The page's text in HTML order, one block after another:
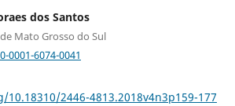
dos Santos
Mato Grosso do Sul
6074-0041
2446-4813.2018v4n3p159-177